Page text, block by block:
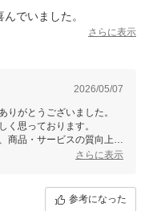
でいました。
さらに表示
2026/05/07
りがとうございました。
く思っております。
商品・サービスの質向上を
さらに表示
参考になった